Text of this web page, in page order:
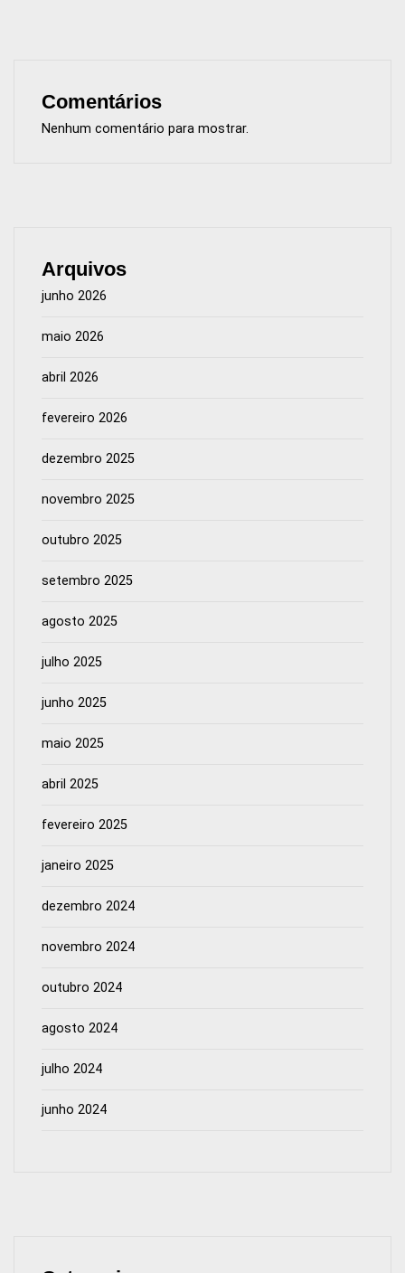
Comentários
Nenhum comentário para mostrar.
Arquivos
junho 2026
maio 2026
abril 2026
fevereiro 2026
dezembro 2025
novembro 2025
outubro 2025
setembro 2025
agosto 2025
julho 2025
junho 2025
maio 2025
abril 2025
fevereiro 2025
janeiro 2025
dezembro 2024
novembro 2024
outubro 2024
agosto 2024
julho 2024
junho 2024